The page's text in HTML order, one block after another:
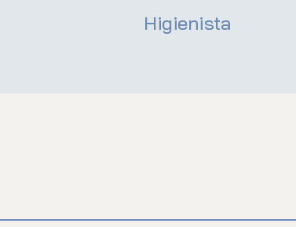
Higienista